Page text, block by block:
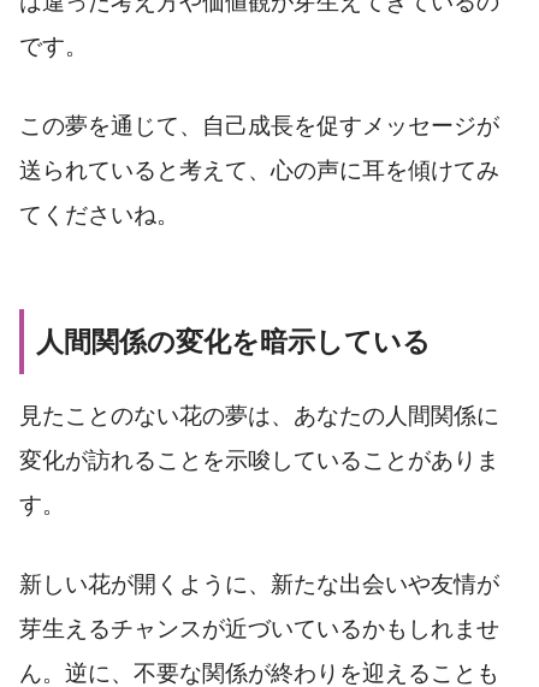
です。
この夢を通じて、自己成長を促すメッセージが
送られていると考えて、心の声に耳を傾けてみ
てくださいね。
人間関係の変化を暗示している
見たことのない花の夢は、あなたの人間関係に
変化が訪れることを示唆していることがありま
す。
新しい花が開くように、新たな出会いや友情が
芽生えるチャンスが近づいているかもしれませ
ん。逆に、不要な関係が終わりを迎えることも